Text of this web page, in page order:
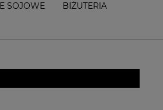
SOJOWE BIŻUTERIA